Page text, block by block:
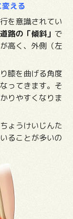
える
を意識されてい
道路の「傾斜」 で
高く、外側（左
膝を曲げる角度
ってきます。そ
りやすくなりま
ょうけいじんた
ることが多いの